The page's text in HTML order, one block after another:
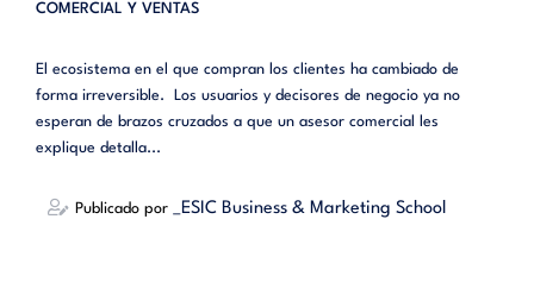
COMERCIAL Y VENTAS
El ecosistema en el que compran los clientes ha cambiado de
forma irreversible. Los usuarios y decisores de negocio ya no
esperan de brazos cruzados a que un asesor comercial les
explique detalla...
Publicado por _ESIC Business & Marketing School